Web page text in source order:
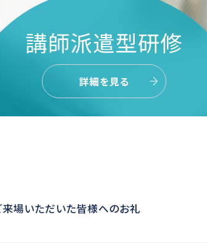
講師派遣型研修
詳細を見る
場いただいた皆様へのお礼